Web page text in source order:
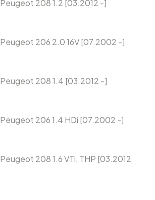
Peugeot 208 1.2 [03.2012 -]
Peugeot 206 2.0 16V [07.2002 -]
Peugeot 208 1.4 [03.2012 -]
Peugeot 206 1.4 HDi [07.2002 -]
Peugeot 208 1.6 VTi, THP [03.2012